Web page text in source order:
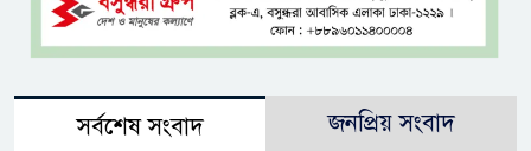
সর্বশেষ সংবাদ জনপ্রিয় সংবাদ